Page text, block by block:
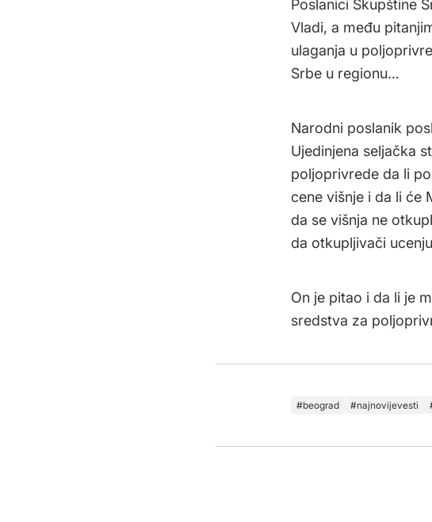
Poslanici Skupštine
Vladi, a među
ulaganja u
Srbe u regionu…
Narodni poslanik
Ujedinjena seljačka
poljoprivrede da li
cene višnje i da li će
da se višnja ne
da otkupljivači
On je pitao i da li je
sredstva za
beograd najnovijevesti